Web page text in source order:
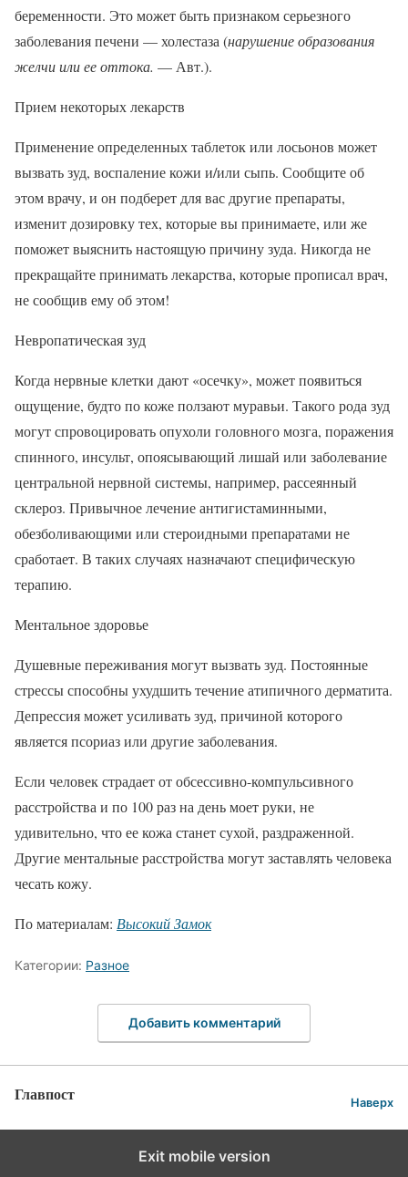
беременности. Это может быть признаком серьезного
заболевания печени — холестаза (нарушение образования
желчи или ее оттока. — Авт.).
Прием некоторых лекарств
Применение определенных таблеток или лосьонов может
вызвать зуд, воспаление кожи и/или сыпь. Сообщите об
этом врачу, и он подберет для вас другие препараты,
изменит дозировку тех, которые вы принимаете, или же
поможет выяснить настоящую причину зуда. Никогда не
прекращайте принимать лекарства, которые прописал врач,
не сообщив ему об этом!
Невропатическая зуд
Когда нервные клетки дают «осечку», может появиться
ощущение, будто по коже ползают муравьи. Такого рода зуд
могут спровоцировать опухоли головного мозга, поражения
спинного, инсульт, опоясывающий лишай или заболевание
центральной нервной системы, например, рассеянный
склероз. Привычное лечение антигистаминными,
обезболивающими или стероидными препаратами не
сработает. В таких случаях назначают специфическую
терапию.
Ментальное здоровье
Душевные переживания могут вызвать зуд. Постоянные
стрессы способны ухудшить течение атипичного дерматита.
Депрессия может усиливать зуд, причиной которого
является псориаз или другие заболевания.
Если человек страдает от обсессивно-компульсивного
расстройства и по 100 раз на день моет руки, не
удивительно, что ее кожа станет сухой, раздраженной.
Другие ментальные расстройства могут заставлять человека
чесать кожу.
По материалам: Высокий Замок
Категории: Разное
Добавить комментарий
Главпост Наверх
Exit mobile version